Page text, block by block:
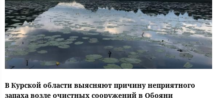
В Курской области выясняют причину неприятного
запаха возле очистных сооружений в Обояни